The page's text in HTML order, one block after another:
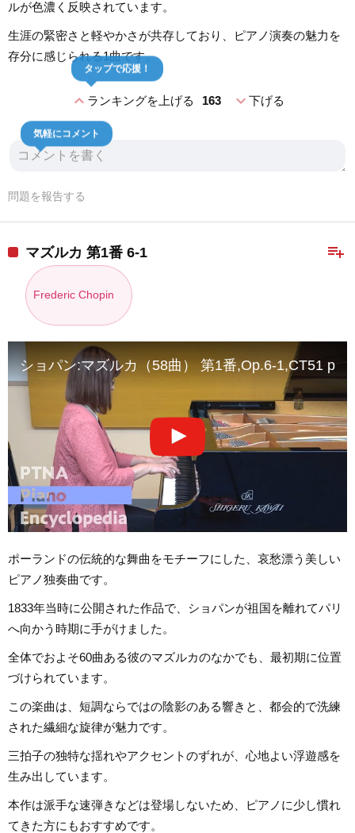
ルが色濃く反映されています。
生涯の緊密さと軽やかさが共存しており、ピアノ演奏の魅力を
存分に感じられる1曲です。
expand_lessランキングを上げる 163
タップで応援！
expand_more下げる
気軽にコメント
問題を報告する
playlist_add
マズルカ 第1番 6-1
Frederic Chopin
ショパン:マズルカ（58曲） 第1番,Op.6-1,CT51 pf
ポーランドの伝統的な舞曲をモチーフにした、哀愁漂う美しい
ピアノ独奏曲です。
1833年当時に公開された作品で、ショパンが祖国を離れてパリ
へ向かう時期に手がけました。
全体でおよそ60曲ある彼のマズルカのなかでも、最初期に位置
づけられています。
この楽曲は、短調ならではの陰影のある響きと、都会的で洗練
された繊細な旋律が魅力です。
三拍子の独特な揺れやアクセントのずれが、心地よい浮遊感を
生み出しています。
本作は派手な速弾きなどは登場しないため、ピアノに少し慣れ
てきた方にもおすすめです。